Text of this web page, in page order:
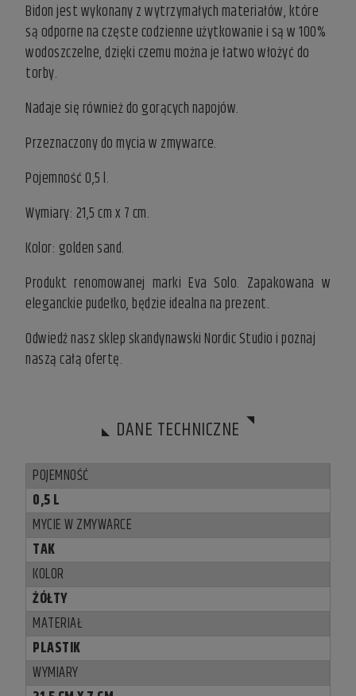
Bidon jest wykonany z wytrzymałych materiałów, które
są odporne na częste codzienne użytkowanie i są w 100%
wodoszczelne, dzięki czemu można je łatwo włożyć do
torby.
Nadaje się również do gorących napojów.
Przeznaczony do mycia w zmywarce.
Pojemność 0,5 l.
Wymiary: 21,5 cm x 7 cm.
Kolor: golden sand.
Produkt renomowanej marki Eva Solo. Zapakowana w
eleganckie pudełko, będzie idealna na prezent.
Odwiedź nasz sklep skandynawski Nordic Studio i poznaj
naszą całą ofertę.
DANE TECHNICZNE
POJEMNOŚĆ
0,5 L
MYCIE W ZMYWARCE
TAK
KOLOR
ŻÓŁTY
MATERIAŁ
PLASTIK
WYMIARY